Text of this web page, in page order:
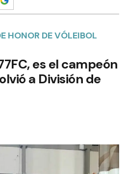
HONOR DE VÓLEIBOL
es el campeón
a División de